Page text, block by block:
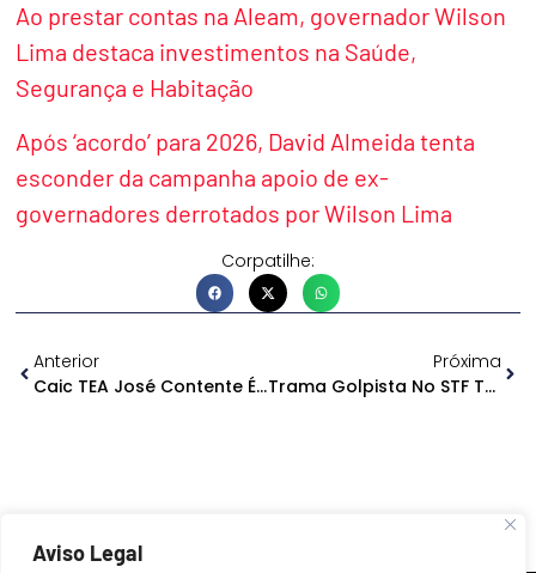
Aviso Legal
Ao prestar contas na Aleam, governador Wilson
Lima destaca investimentos na Saúde,
Segurança e Habitação
Após ‘acordo’ para 2026, David Almeida tenta
esconder da campanha apoio de ex-
governadores derrotados por Wilson Lima
Corpatilhe:
Anterior
Caic TEA José Contente É Inaugurado Em Manaus
Próxima
Trama Golpista No STF Tem Fase De Interrogatórios Encerrada